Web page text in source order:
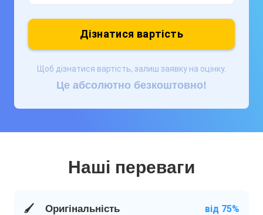
Дізнатися вартість
Щоб дізнатися вартість, залиш заявку на оцінку.
Це абсолютно безкоштовно!
Наші переваги
🖌️ Оригінальність від 75%